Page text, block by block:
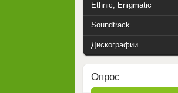
Ethnic, Enigmatic
Soundtrack
Дискографии
Опрос